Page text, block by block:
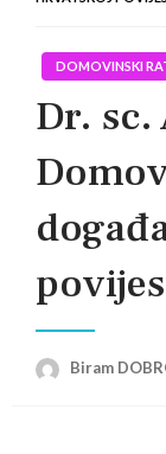
DOMOVINSKI
Dr. sc.
Biram